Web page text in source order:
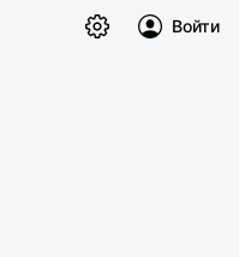
Войти